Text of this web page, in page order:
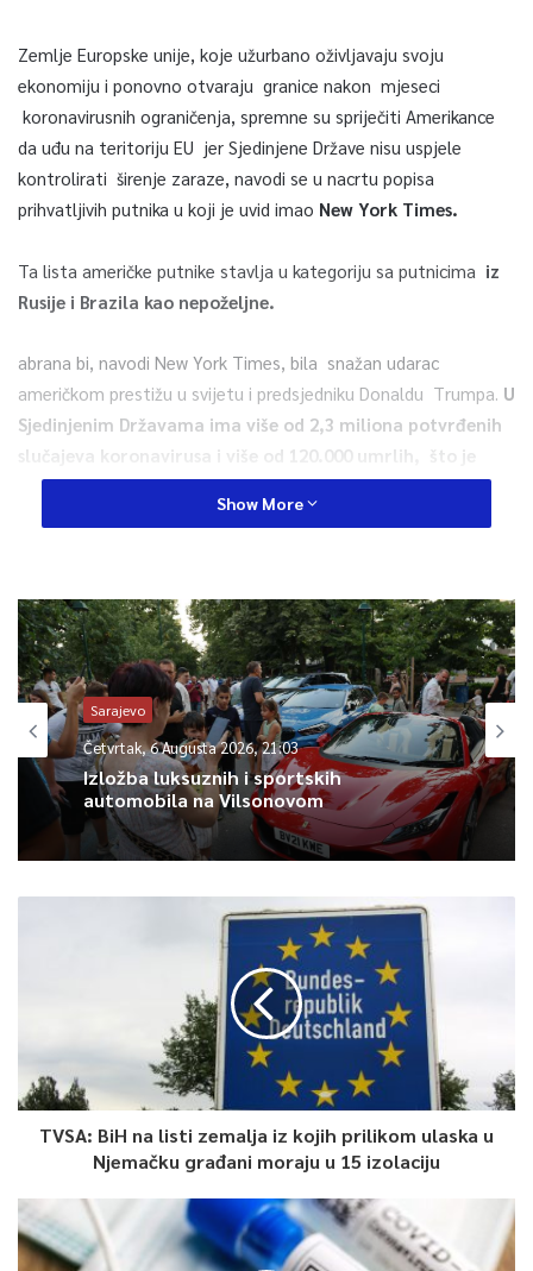
Zemlje Europske unije, koje užurbano oživljavaju svoju
ekonomiju i ponovno otvaraju granice nakon mjeseci
koronavirusnih ograničenja, spremne su spriječiti Amerikance
da uđu na teritoriju EU jer Sjedinjene Države nisu uspjele
kontrolirati širenje zaraze, navodi se u nacrtu popisa
prihvatljivih putnika u koji je uvid imao New York Times.
Ta lista američke putnike stavlja u kategoriju sa putnicima iz
Rusije i Brazila kao nepoželjne.
abrana bi, navodi New York Times, bila snažan udarac
američkom prestižu u svijetu i predsjedniku Donaldu Trumpa. U
Sjedinjenim Državama ima više od 2,3 miliona potvrđenih
slučajeva koronavirusa i više od 120.000 umrlih, što je
više nego bilo u kojoj drugoj državi u svijetu.
ponovno otvori 1. jula.
0
Article Rating
Show More
Sarajevo
Četvrtak, 6 Augusta 2026, 21:03
Izložba luksuznih i sportskih
automobila na Vilsonovom
TVSA: BiH na listi zemalja iz kojih prilikom ulaska u
Njemačku građani moraju u 15 izolaciju